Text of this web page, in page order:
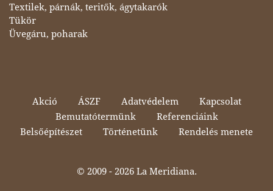
Textilek, párnák, teritők, ágytakarók
Tükör
Üvegáru, poharak
Akció ÁSZF Adatvédelem
Kapcsolat
Bemutatótermünk
Referenciáink
Belsőépítészet
Történetünk Rendelés menete
© 2009 - 2026 La Meridiana.